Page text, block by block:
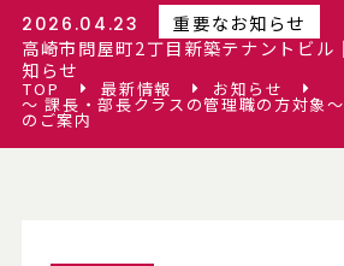
2026.04.23
重要なお知らせ
高崎市問屋町2丁目新築テナントビル
知らせ
TOP 最新情報 お知らせ
～ 課長・部長クラスの管理職の方対象
のご案内